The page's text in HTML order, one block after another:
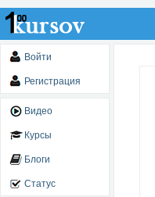
Войти
Регистрация
Видео
Курсы
Блоги
Статус